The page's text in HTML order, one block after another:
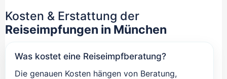
Kosten & Erstattung der
Reiseimpfungen in München
Was kostet eine Reiseimpfberatung?
Die genauen Kosten hängen von Beratung,